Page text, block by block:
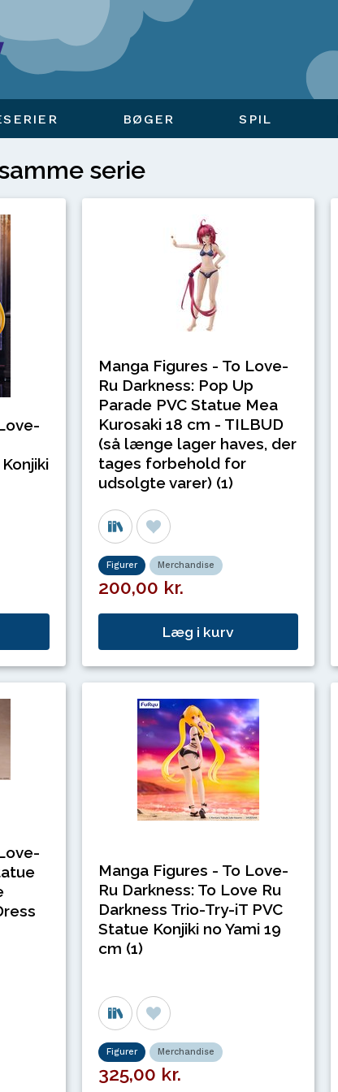
BØGER SPIL
serie
Manga Figures - To Love-
Ru Darkness: Pop Up
Parade PVC Statue Mea
Kurosaki 18 cm - TILBUD
(så længe lager haves, der
tages forbehold for
udsolgte varer) (1)
Figurer Merchandise
200,00 kr.
Læg i kurv
Manga Figures - To Love-
Ru Darkness: To Love Ru
Darkness Trio-Try-iT PVC
Statue Konjiki no Yami 19
cm (1)
Figurer Merchandise
325,00 kr.